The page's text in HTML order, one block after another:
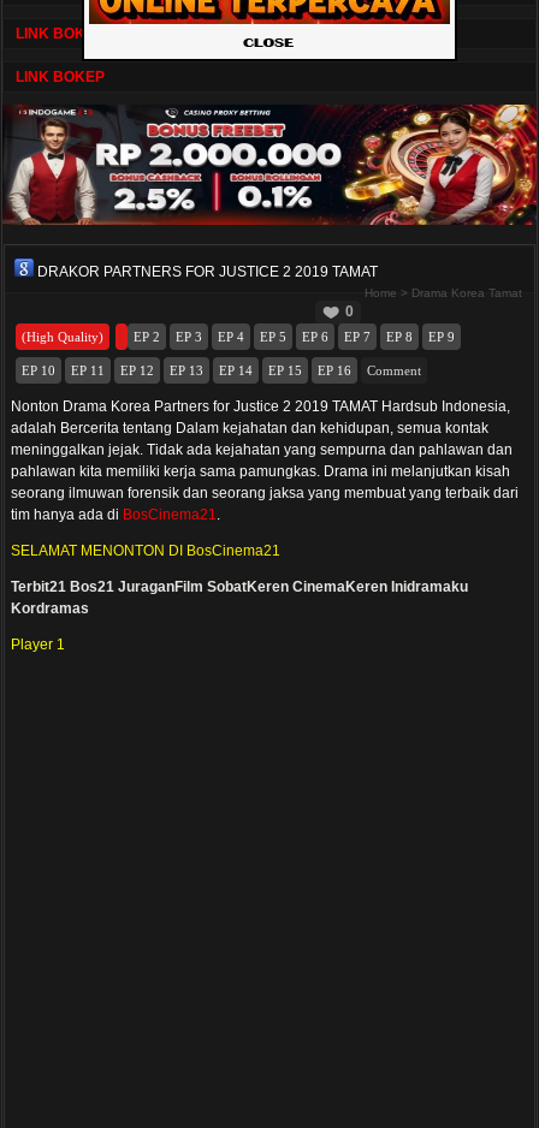
LINK BOKEP
LINK BOKEP
DRAKOR PARTNERS FOR JUSTICE 2 2019 TAMAT
Home > Drama Korea Tamat
0
(High Quality) EP 2 EP 3 EP 4 EP 5 EP 6 EP 7 EP 8 EP 9
EP 10 EP 11 EP 12 EP 13 EP 14 EP 15 EP 16 Comment
Nonton Drama Korea Partners for Justice 2 2019 TAMAT Hardsub Indonesia,
adalah Bercerita tentang Dalam kejahatan dan kehidupan, semua kontak
meninggalkan jejak. Tidak ada kejahatan yang sempurna dan pahlawan dan
pahlawan kita memiliki kerja sama pamungkas. Drama ini melanjutkan kisah
seorang ilmuwan forensik dan seorang jaksa yang membuat yang terbaik dari
tim hanya ada di BosCinema21.
SELAMAT MENONTON DI BosCinema21
Terbit21 Bos21 JuraganFilm SobatKeren CinemaKeren Inidramaku
Kordramas
Player 1